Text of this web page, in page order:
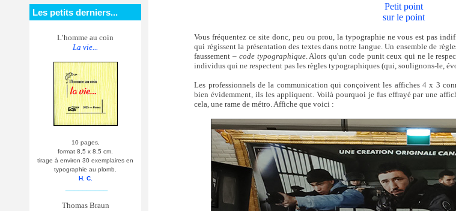
Les petits derniers...
L’homme au coin
La vie...
10 pages,
format 8,5 x 8,5 cm.
tirage à environ 30 exemplaires en
typographie au plomb.
H. C.
Thomas Braun
Petit point
sur le point
Vous fréquentez ce site donc, peu ou prou, la typographie ne vous est pas
qui régissent la présentation des textes dans notre langue. Un ensemble de
faussement – code typographique. Alors qu'un code punit ceux qui ne le
individus qui ne respectent pas les règles typographiques (qui, soulignons-le,
Les professionnels de la communication qui conçoivent les affiches 4 x 3
bien évidemment, ils les appliquent. Voilà pourquoi je fus effrayé par une
cela, une rame de métro. Affiche que voici :